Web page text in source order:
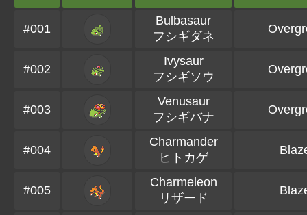
#001
Bulbasaur
フシギダネ
#002
Ivysaur
フシギソウ
#003
Venusaur
フシギバナ
#004
Charmander
ヒトカゲ
#005
Charmeleon
リザード